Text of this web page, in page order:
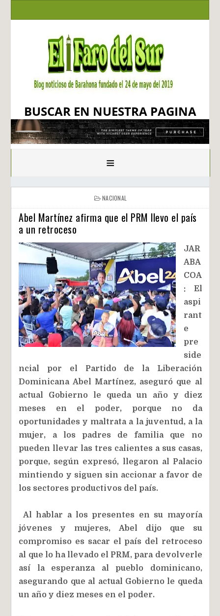
BUSCAR EN NUESTRA PAGINA
≡
NACIONAL
Abel Martínez afirma que el PRM llevo el país
a un retroceso
JAR
ABA
COA
: El
aspi
rant
e
pre
side
ncial por el Partido de la Liberación
Dominicana Abel Martínez, aseguró que al
actual Gobierno le queda un año y diez
meses en el poder, porque no da
oportunidades y maltrata a la juventud, a la
mujer, a los padres de familia que no
pueden llevar las tres calientes a sus casas,
porque, según expresó, llegaron al Palacio
mintiendo y siguen sin accionar a favor de
los sectores productivos del país.
Al hablar a los presentes en su mayoría
jóvenes y mujeres, Abel dijo que su
compromiso es sacar el país del retroceso
al que lo ha llevado el PRM, para devolverle
así la esperanza al pueblo dominicano,
asegurando que al actual Gobierno le queda
un año y diez meses en el poder.